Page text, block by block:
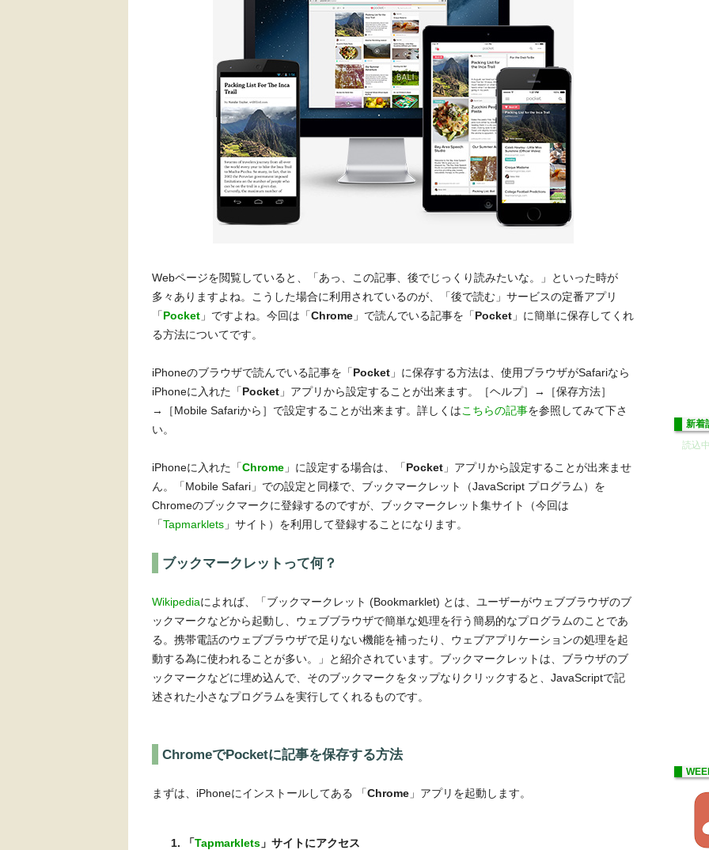
Webページを閲覧していると、「あっ、この記事、後でじっくり読みたいな。」といった時が
多々ありますよね。こうした場合に利用されているのが、「後で読む」サービスの定番アプリ
「Pocket 」ですよね。今回は「Chrome 」で読んでいる記事を「Pocket 」に簡単に保存してくれ
る方法についてです。
iPhoneのブラウザで読んでいる記事を「Pocket 」に保存する方法は、使用ブラウザがSafariなら
iPhoneに入れた「Pocket 」アプリから設定することが出来ます。［ヘルプ］→［保存方法］
→［Mobile Safariから］で設定することが出来ます。詳しくはこちらの記事を参照してみて下さ
い。
iPhoneに入れた「Chrome 」に設定する場合は、「Pocket 」アプリから設定することが出来ませ
ん。「Mobile Safari」での設定と同様で、ブックマークレット（JavaScript プログラム）を
Chromeのブックマークに登録するのですが、ブックマークレット集サイト（今回は
「Tapmarklets 」サイト）を利用して登録することになります。
ブックマークレットって何？
Wikipediaによれば、「ブックマークレット (Bookmarklet) とは、ユーザーがウェブブラウザのブ
ックマークなどから起動し、ウェブブラウザで簡単な処理を行う簡易的なプログラムのことであ
る。携帯電話のウェブブラウザで足りない機能を補ったり、ウェブアプリケーションの処理を起
動する為に使われることが多い。」と紹介されています。ブックマークレットは、ブラウザのブ
ックマークなどに埋め込んで、そのブックマークをタップなりクリックすると、JavaScriptで記
述された小さなプログラムを実行してくれるものです。
ChromeでPocketに記事を保存する方法
まずは、iPhoneにインストールしてある 「Chrome 」アプリを起動します。
「Tapmarklets 」サイトにアクセス
新着
読込中